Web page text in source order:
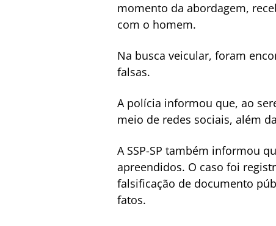
momento da abordagem,
com o homem.
Na busca veicular, foram
falsas.
A polícia informou que, ao
meio de redes sociais, além
A SSP-SP também informou
apreendidos. O caso foi
falsificação de documento
fatos.